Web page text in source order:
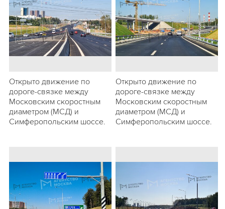
Открыто движение по
дороге-связке между
Московским скоростным
диаметром (МСД) и
Симферопольским шоссе.
Открыто движение по
дороге-связке между
Московским скоростным
диаметром (МСД) и
Симферопольским шоссе.